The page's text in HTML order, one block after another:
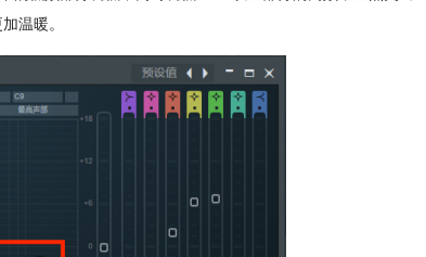
温暖。